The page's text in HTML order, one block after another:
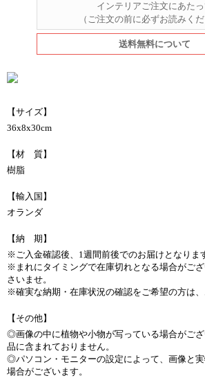
インテリアご注文にあた
（ご注文の前に必ずお読みくだ
送料無料について
【サイズ】
36x8x30cm
【材 質】
樹脂
【輸入国】
オランダ
【納 期】
※ご入金確認後、1週間前後でのお届けとなりま
※まれにタイミングで在庫切れとなる場合がご
さいませ。
※確実な納期・在庫状況の確認をご希望の方は、
【その他】
◎画像の中に植物や小物が写っている場合がご
品に含まれておりません。
◎パソコン・モニターの設定によって、画像と
場合がございます。